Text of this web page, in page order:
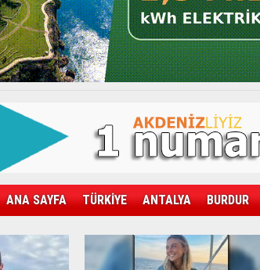
ANA SAYFA TÜRKİYE ANTALYA BURDUR
GÜN'ÜN ÜRÜNÜ SAĞLIK EKONOMİ DÜNYA